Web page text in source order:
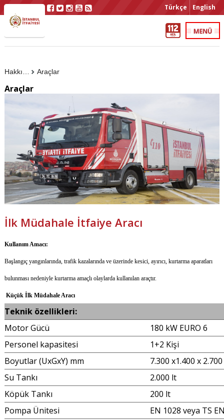
Türkçe English
Araçlar
Araçlar
İlk Müdahale İtfaiye Aracı
Kullanım Amacı:
Başlangıç yangınlarında, trafik kazalarında ve üzerinde kesici, ayırıcı, kurtarma aparatları
bulunması nedeniyle kurtarma amaçlı olaylarda kullanılan araçtır.
Küçük İlk Müdahale Aracı
Teknik özellikleri:
Motor Gücü
180 kW EURO 6
Personel kapasitesi
1+2 Kişi
Boyutlar (UxGxY) mm
7.300 x1.400 x 2.700
Su Tankı
2.000 lt
Köpük Tankı
200 lt
Pompa Ünitesi
EN 1028 veya TS